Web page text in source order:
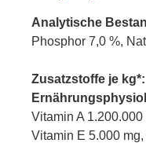
Analytische
Phosphor 7,0 %,
Zusatzstoffe je kg*:
Vitamin A
Vitamin E 5.000